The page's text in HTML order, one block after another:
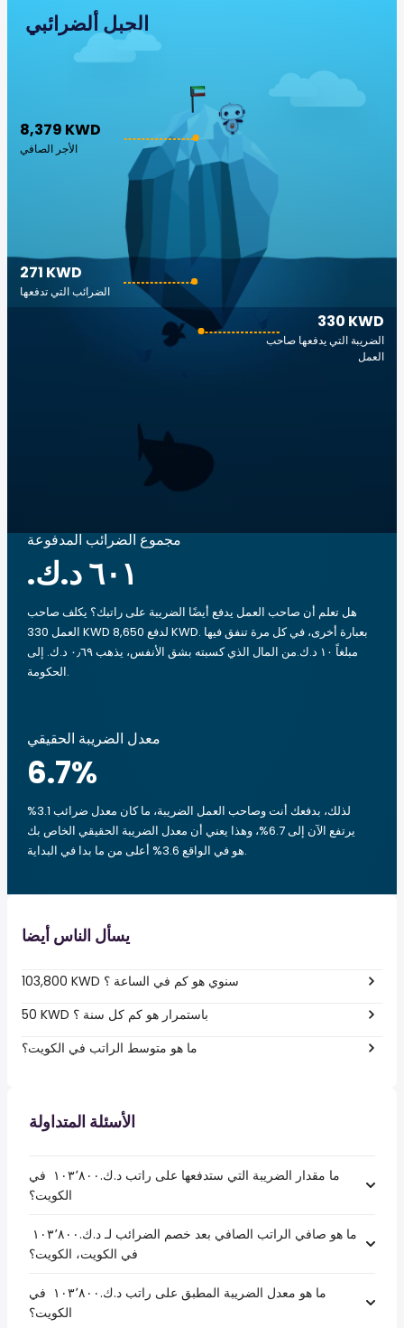
الجبل ألضرائبي
8,379 KWD
الأجر الصافي
330 KWD
الضريبة التي يدفعها صاحب
العمل
271 KWD
الضرائب التي تدفعها
مجموع الضرائب المدفوعة
هل تعلم أن صاحب العمل يدفع أيضًا الضريبة على راتبك؟ يكلف صاحب
العمل 330 KWD لدفع 8,650 KWD. بعبارة أخرى، في كل مرة تنفق فيها
مبلغاً ‏١٠ د.ك.‏من المال الذي كسبته بشق الأنفس، يذهب ‏٠٫٦٩ د.ك.‏ إلى
الحكومة.
معدل الضريبة الحقيقي
6.7%
لذلك، بدفعك أنت وصاحب العمل الضريبة، ما كان معدل ضرائب 3.1%
يرتفع الآن إلى 6.7%، وهذا يعني أن معدل الضريبة الحقيقي الخاص بك
هو في الواقع 3.6% أعلى من ما بدا في البداية.
يسأل الناس أيضا
103,800 KWD سنوي هو كم في الساعة ؟
50 KWD باستمرار هو كم كل سنة ؟
ما هو متوسط الراتب في الكويت؟
الأسئلة المتداولة
ما مقدار الضريبة التي ستدفعها على راتب د.ك.‏١٠٣٬٨٠٠ ‏ في
الكويت؟
في الكويت، الكويت؟
ما هو معدل الضريبة المطبق على راتب د.ك.‏١٠٣٬٨٠٠ ‏ في
الكويت؟